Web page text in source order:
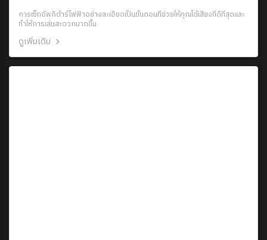
การเซ็ทอัพกีต้าร์ไฟฟ้าอย่างละเอียดเป็นขั้นตอนที่ช่วยให้คุณได้เสียงที่ดีที่สุดและ
ทำให้การเล่นสะดวกมากขึ้น
ดูเพิ่มเติม